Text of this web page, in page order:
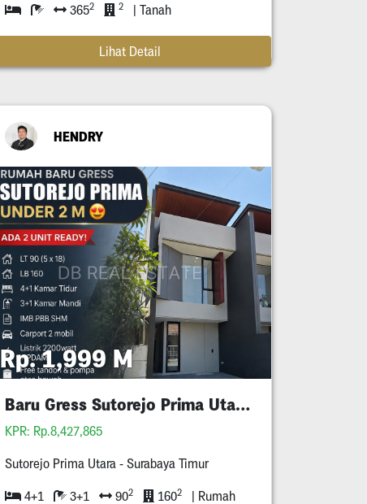
3652 2 | Tanah
Lihat Detail
HENDRY
Rp. 1,999 M
Baru Gress Sutorejo Prima Utara Surabaya
KPR: Rp.8,427,865
Sutorejo Prima Utara - Surabaya Timur
4+1 3+1 902 1602 | Rumah